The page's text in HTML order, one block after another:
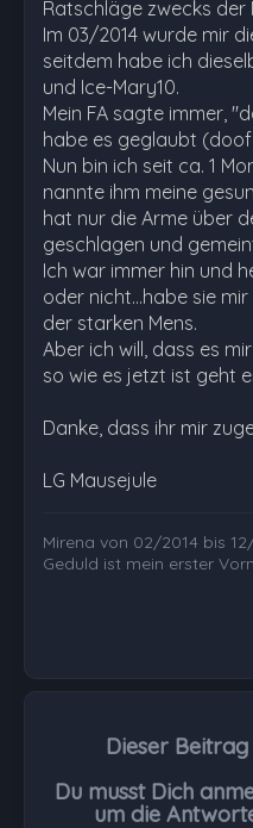
Ratschläge zwecks der
Im 03/2014 wurde mir
seitdem habe ich
und Ice-Mary10.
Mein FA sagte immer,
habe es geglaubt
Nun bin ich seit ca. 1
nannte ihm meine
hat nur die Arme über
geschlagen und
Ich war immer hin und
oder nicht...habe sie
der starken Mens.
Aber ich will, dass es
so wie es jetzt ist geht
Danke, dass ihr mir
LG Mausejule
Mirena von 02/2014 bis
Geduld ist mein erster
Dieser
Du musst Dich
um die